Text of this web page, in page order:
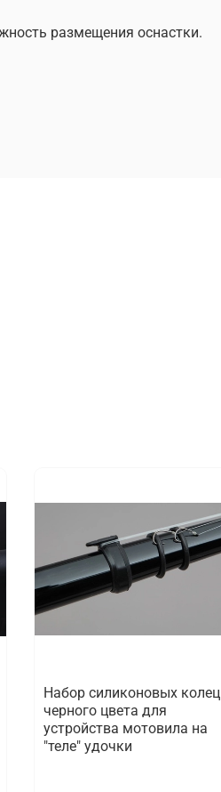
размещения оснастки.
Набор силиконовых колец
черного цвета для
устройства мотовила на
"теле" удочки